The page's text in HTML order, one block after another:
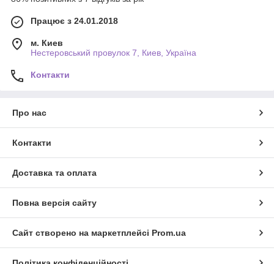
Працює з 24.01.2018
м. Киев
Нестеровський провулок 7, Киев, Україна
Контакти
Про нас
Контакти
Доставка та оплата
Повна версія сайту
Сайт створено на маркетплейсі Prom.ua